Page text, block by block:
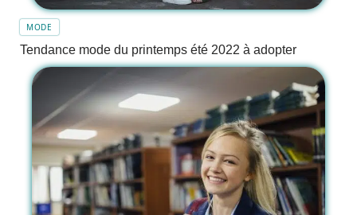
MODE
Tendance mode du printemps été 2022 à adopter